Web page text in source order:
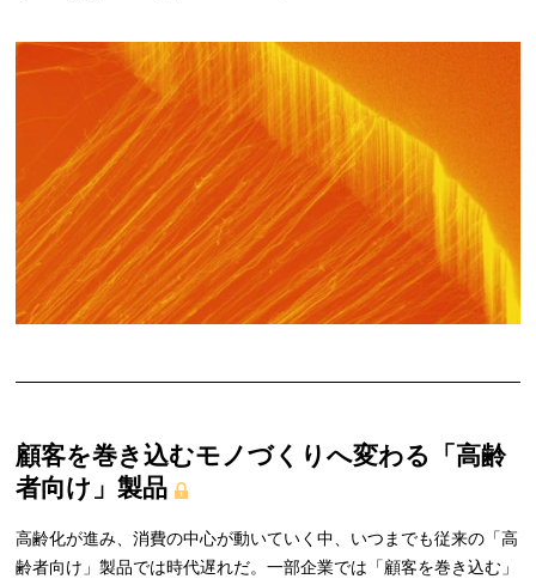
顧客を巻き込むモノづくりへ変わる「高齢
者向け」製品
高齢化が進み、消費の中心が動いていく中、いつまでも従来の「高
齢者向け」製品では時代遅れだ。一部企業では「顧客を巻き込む」